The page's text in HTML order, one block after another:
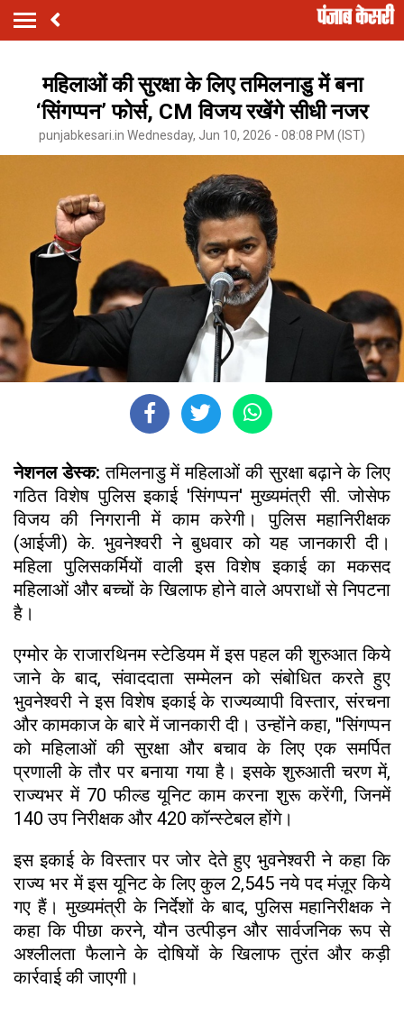
महिलाओं की सुरक्षा के लिए तमिलनाडु में बना
‘सिंगप्पन’ फोर्स, CM विजय रखेंगे सीधी नजर
punjabkesari.in Wednesday, Jun 10, 2026 - 08:08 PM (IST)
नेशनल डेस्क:तमिलनाडु में महिलाओं की सुरक्षा बढ़ाने के लिए
गठित विशेष पुलिस इकाई 'सिंगप्पन' मुख्यमंत्री सी. जोसेफ
विजय की निगरानी में काम करेगी। पुलिस महानिरीक्षक
(आईजी) के. भुवनेश्वरी ने बुधवार को यह जानकारी दी।
महिला पुलिसकर्मियों वाली इस विशेष इकाई का मकसद
महिलाओं और बच्चों के खिलाफ होने वाले अपराधों से निपटना
है।
एग्मोर के राजारथिनम स्टेडियम में इस पहल की शुरुआत किये
जाने के बाद, संवाददाता सम्मेलन को संबोधित करते हुए
भुवनेश्वरी ने इस विशेष इकाई के राज्यव्यापी विस्तार, संरचना
और कामकाज के बारे में जानकारी दी। उन्होंने कहा, ''सिंगप्पन
को महिलाओं की सुरक्षा और बचाव के लिए एक समर्पित
प्रणाली के तौर पर बनाया गया है। इसके शुरुआती चरण में,
राज्यभर में 70 फील्ड यूनिट काम करना शुरू करेंगी, जिनमें
140 उप निरीक्षक और 420 कॉन्स्टेबल होंगे।
इस इकाई के विस्तार पर जोर देते हुए भुवनेश्वरी ने कहा कि
राज्य भर में इस यूनिट के लिए कुल 2,545 नये पद मंज़ूर किये
गए हैं। मुख्यमंत्री के निर्देशों के बाद, पुलिस महानिरीक्षक ने
कहा कि पीछा करने, यौन उत्पीड़न और सार्वजनिक रूप से
अश्लीलता फैलाने के दोषियों के खिलाफ तुरंत और कड़ी
कार्रवाई की जाएगी।